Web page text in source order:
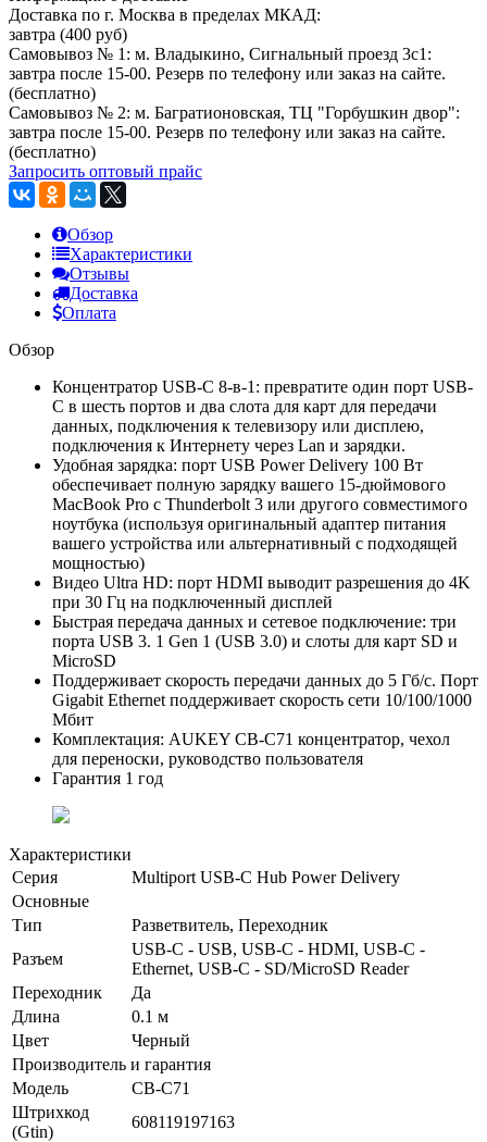
Доставка по г. Москва в пределах МКАД:
завтра (400 руб)
Самовывоз № 1: м. Владыкино, Сигнальный проезд 3с1:
завтра после 15-00. Резерв по телефону или заказ на сайте.
(бесплатно)
Самовывоз № 2: м. Багратионовская, ТЦ "Горбушкин двор":
завтра после 15-00. Резерв по телефону или заказ на сайте.
(бесплатно)
Запросить оптовый прайс
Обзор
Характеристики
Отзывы
Доставка
Оплата
Обзор
Концентратор USB-C 8-в-1: превратите один порт USB-
C в шесть портов и два слота для карт для передачи
данных, подключения к телевизору или дисплею,
подключения к Интернету через Lan и зарядки.
Удобная зарядка: порт USB Power Delivery 100 Вт
обеспечивает полную зарядку вашего 15-дюймового
MacBook Pro с Thunderbolt 3 или другого совместимого
ноутбука (используя оригинальный адаптер питания
вашего устройства или альтернативный с подходящей
мощностью)
Видео Ultra HD: порт HDMI выводит разрешения до 4K
при 30 Гц на подключенный дисплей
Быстрая передача данных и сетевое подключение: три
порта USB 3. 1 Gen 1 (USB 3.0) и слоты для карт SD и
MicroSD
Поддерживает скорость передачи данных до 5 Гб/с. Порт
Gigabit Ethernet поддерживает скорость сети 10/100/1000
Мбит
Комплектация: AUKEY CB-C71 концентратор, чехол
для переноски, руководство пользователя
Гарантия 1 год
Характеристики
Серия
Multiport USB-C Hub Power Delivery
Основные
Тип
Разветвитель, Переходник
Разъем
USB-C - USB, USB-C - HDMI, USB-C -
Ethernet, USB-C - SD/MicroSD Reader
Переходник
Да
Длина
0.1 м
Цвет
Черный
Производитель и гарантия
Модель
CB-C71
Штрихкод
(Gtin)
608119197163